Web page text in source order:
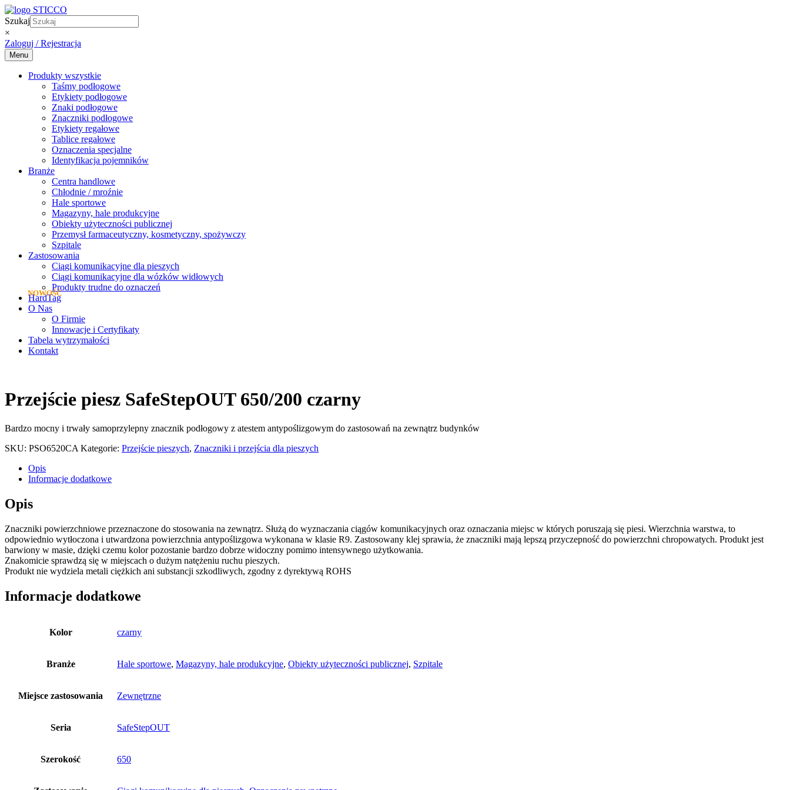
Skip
to
content
Szukaj
×
Zaloguj / Rejestracja
Menu
Produkty wszystkie
Taśmy podłogowe
Etykiety podłogowe
Znaki podłogowe
Znaczniki podłogowe
Etykiety regałowe
Tablice regałowe
Oznaczenia specjalne
Identyfikacja pojemników
Branże
Centra handlowe
Chłodnie / mroźnie
Hale sportowe
Magazyny, hale produkcyjne
Obiekty użyteczności publicznej
Przemysł farmaceutyczny, kosmetyczny, spożywczy
Szpitale
Zastosowania
Ciągi komunikacyjne dla pieszych
Ciągi komunikacyjne dla wózków widłowych
Produkty trudne do oznaczeń
HardTag
O Nas
O Firmie
Innowacje i Certyfikaty
Tabela wytrzymałości
Kontakt
Przejście piesz SafeStepOUT 650/200 czarny
Bardzo mocny i trwały samoprzylepny znacznik podłogowy z atestem antypoślizgowym do zastosowań na zewnątrz budynków
SKU: PSO6520CA Kategorie: Przejście pieszych, Znaczniki i przejścia dla pieszych
Opis
Informacje dodatkowe
Opis
Znaczniki powierzchniowe przeznaczone do stosowania na zewnątrz. Służą do wyznaczania ciągów komunikacyjnych oraz oznaczania miejsc w których poruszają się piesi. Wierzchnia warstwa, to
odpowiednio wytłoczona i utwardzona powierzchnia antypoślizgowa wykonana w klasie R9. Zastosowany klej sprawia, że znaczniki mają lepszą przyczepność do powierzchni chropowatych. Produkt jest
barwiony w masie, dzięki czemu kolor pozostanie bardzo dobrze widoczny pomimo intensywnego użytkowania.
Znakomicie sprawdzą się w miejscach o dużym natężeniu ruchu pieszych.
Produkt nie wydziela metali ciężkich ani substancji szkodliwych, zgodny z dyrektywą ROHS
Informacje dodatkowe
Kolor czarny
Branże Hale sportowe, Magazyny, hale produkcyjne, Obiekty użyteczności publicznej, Szpitale
Miejsce zastosowania Zewnętrzne
Seria SafeStepOUT
Szerokość 650